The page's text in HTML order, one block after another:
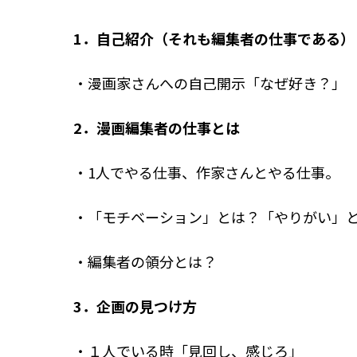
1．自己紹介（それも編集者の仕事である）
・漫画家さんへの自己開示「なぜ好き？」
2．漫画編集者の仕事とは
・1人でやる仕事、作家さんとやる仕事。
・「モチベーション」とは？「やりがい」
・編集者の領分とは？
3．企画の見つけ方
・１人でいる時「見回し、感じろ」